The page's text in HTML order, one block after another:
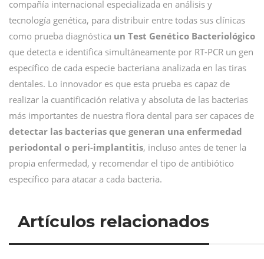
compañía internacional especializada en análisis y
tecnología genética, para distribuir entre todas sus clínicas
como prueba diagnóstica un Test Genético Bacteriológico
que detecta e identifica simultáneamente por RT-PCR un gen
específico de cada especie bacteriana analizada en las tiras
dentales. Lo innovador es que esta prueba es capaz de
realizar la cuantificación relativa y absoluta de las bacterias
más importantes de nuestra flora dental para ser capaces de
detectar las bacterias que generan una enfermedad
periodontal o peri-implantitis, incluso antes de tener la
propia enfermedad, y recomendar el tipo de antibiótico
específico para atacar a cada bacteria.
Artículos relacionados